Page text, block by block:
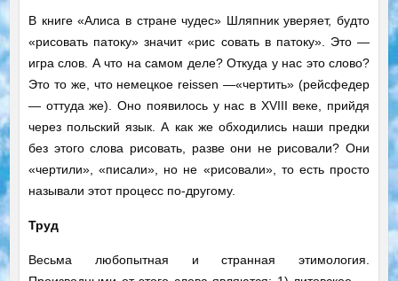
В книге «Алиса в стране чудес» Шляпник уверяет, будто
«рисовать патоку» значит «рис совать в патоку». Это —
игра слов. А что на самом деле? Откуда у нас это слово?
Это то же, что немецкое reissen —«чертить» (рейсфедер
— оттуда же). Оно появилось у нас в XVIII веке, прийдя
через польский язык. А как же обходились наши предки
без этого слова рисовать, разве они не рисовали? Они
«чертили», «писали», но не «рисовали», то есть просто
называли этот процесс по-другому.
Труд
Весьма любопытная и странная этимология.